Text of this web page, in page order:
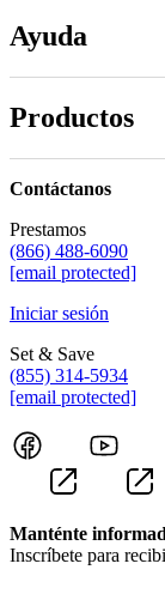
Ayuda
Productos
Contáctanos
Prestamos
(866) 488-6090
[email protected]
Iniciar sesión
Set & Save
(855) 314-5934
[email protected]
Manténte
Inscríbete para